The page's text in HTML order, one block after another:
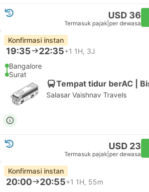
USD 36
Termasuk pajak per dewasa
Konfirmasi instan
19:35 22:35+1 1H, 3J
Bangalore
Surat
Tempat tidur berAC |
Salasar Vaishnav Travels
USD 23
Termasuk pajak per dewasa
Konfirmasi instan
20:00 20:55+1 1H, 55m